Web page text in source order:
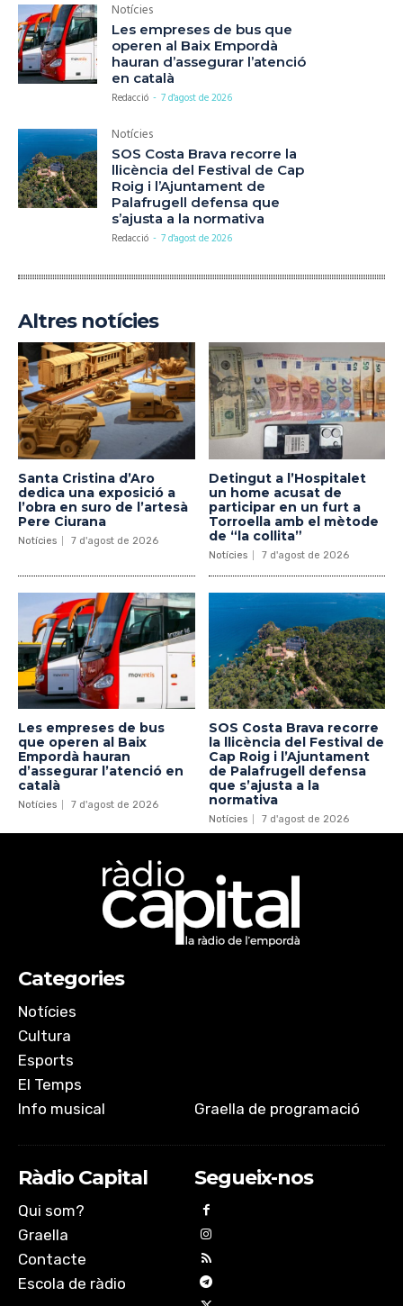
Notícies
Les empreses de bus que
operen al Baix Empordà
hauran d’assegurar l’atenció
en català
Redacció - 7 d'agost de 2026
Notícies
SOS Costa Brava recorre la
llicència del Festival de Cap
Roig i l’Ajuntament de
Palafrugell defensa que
s’ajusta a la normativa
Redacció - 7 d'agost de 2026
Altres notícies
Santa Cristina d’Aro
dedica una exposició a
l’obra en suro de l’artesà
Pere Ciurana
Notícies 7 d'agost de 2026
Detingut a l’Hospitalet
un home acusat de
participar en un furt a
Torroella amb el mètode
de “la collita”
Notícies 7 d'agost de 2026
Les empreses de bus
que operen al Baix
Empordà hauran
d’assegurar l’atenció en
català
Notícies 7 d'agost de 2026
SOS Costa Brava recorre
la llicència del Festival de
Cap Roig i l’Ajuntament
de Palafrugell defensa
que s’ajusta a la
normativa
Notícies 7 d'agost de 2026
Categories
Notícies
Cultura
Esports
El Temps
Info musical
Graella de programació
Ràdio Capital
Qui som?
Graella
Contacte
Escola de ràdio
Segueix-nos